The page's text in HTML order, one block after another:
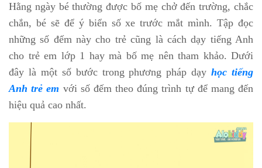
Hằng ngày bé thường được bố mẹ chở đến trường, chắc
chắn, bé sẽ để ý biển số xe trước mắt mình. Tập đọc
những số đếm này cho trẻ cũng là cách dạy tiếng Anh
cho trẻ em lớp 1 hay mà bố mẹ nên tham khảo. Dưới
đây là một số bước trong phương pháp dạy học tiếng
Anh trẻ em với số đếm theo đúng trình tự để mang đến
hiệu quả cao nhất.